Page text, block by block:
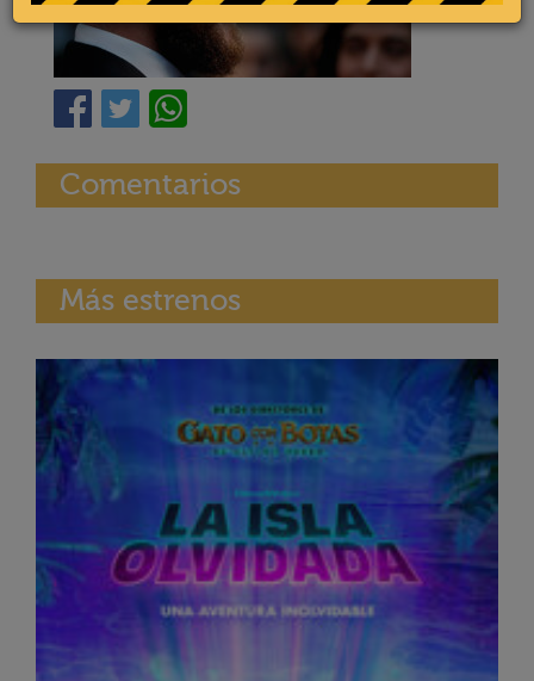
Comentarios
Más estrenos